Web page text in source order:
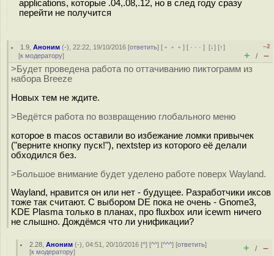
applications, которые .04,.08,.12, но в след году сразу
перейти не получится
1.9 ,Аноним (-), 22:22, 19/10/2016 [ответить] [ ﹢﹢﹢] [ · · ·][↓] [↑]
[к модератору]
–2
+ / –
>Будет проведена работа по оттачиванию пиктограмм из
набора Breeze
Новых тем не ждите.
>Ведётся работа по возвращению глобального меню
которое в macos оставили во избежание ломки привычек
("верните кнопку пуск!"), nextstep из которого её делали
обходился без.
>Большое внимание будет уделено работе поверх Wayland.
Wayland, нравится он или нет - будущее. Разработчики иксов
тоже так считают. С выбором DE пока не очень - Gnome3,
KDE Plasma только в планах, про fluxbox или icewm ничего
не слышно. Дождёмся что ли унификации?
2.28 ,Аноним (-), 04:51, 20/10/2016 [^] [^^] [^^^] [ответить]
[к модератору] + / –